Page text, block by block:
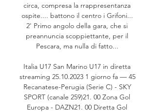
circa, compresa la rrappresentanza
ospite.... battono il centro i Grifoni...
2' Primo angolo della gara, che si
preannuncia scoppiettante, per il
Pescara, ma nulla di fatto...
Italia U17 San Marino U17 in diretta
streaming 25.10.2023 1 giorno fa — 45
Recanatese-Perugia (Serie C) - SKY
SPORT (canale 259)21. 00 Zona Gol
Europa - DAZN21. 00 Diretta Gol